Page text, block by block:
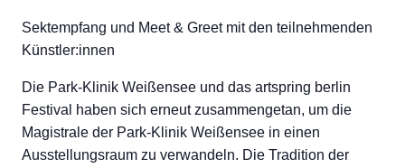
Sektempfang und Meet & Greet mit den teilnehmenden
Künstler:innen
Die Park-Klinik Weißensee und das artspring berlin
Festival haben sich erneut zusammengetan, um die
Magistrale der Park-Klinik Weißensee in einen
Ausstellungsraum zu verwandeln. Die Tradition der